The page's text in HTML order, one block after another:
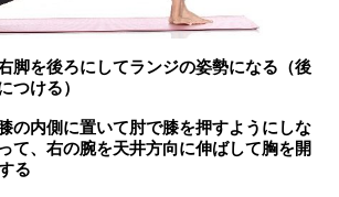
脚を後ろにしてランジの姿勢になる（後
つける）
の内側に置いて肘で膝を押すようにしな
て、右の腕を天井方向に伸ばして胸を開
る